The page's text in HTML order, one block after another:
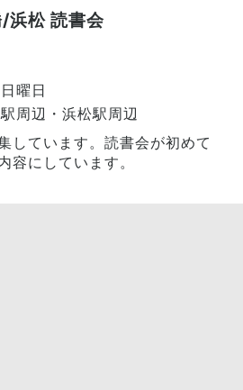
浜松 読書会
曜日
周辺・浜松駅周辺
しています。読書会が初めて
容にしています。